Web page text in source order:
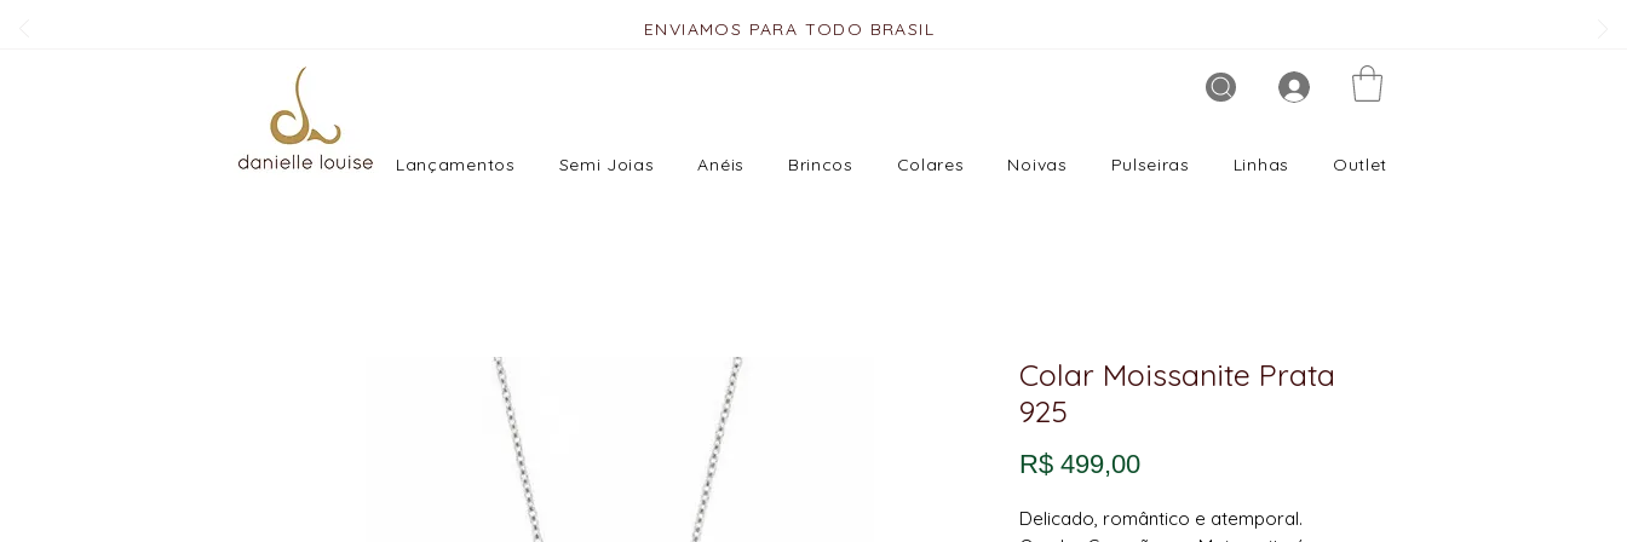
ENVIAMOS PARA TODO BRASIL
Lançamentos Semi Joias Anéis Brincos Colares Noivas Pulseiras Linhas Outlet
Colar Moissanite Prata
925
R$ 499,00Preço
Delicado, romântico e atemporal.